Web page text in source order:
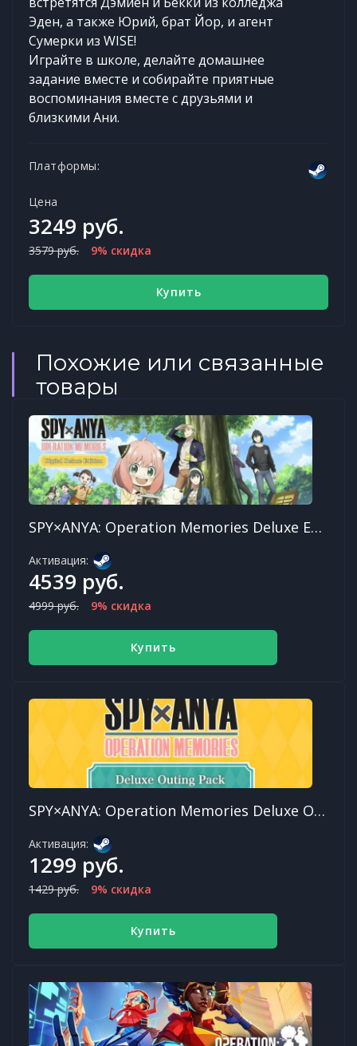
Эден, а также Юрий, брат Йор, и агент
Сумерки из WISE!
Играйте в школе, делайте домашнее
задание вместе и собирайте приятные
воспоминания вместе с друзьями и
близкими Ани.
Платформы:
Цена
3249 руб.
3579 руб. 9% скидка
Купить
Похожие или связанные
товары
SPY×ANYA: Operation Memories Deluxe Edition
Активация:
4539 руб.
4999 руб. 9% скидка
Купить
SPY×ANYA: Operation Memories Deluxe Outing Pack
Активация:
1299 руб.
1429 руб. 9% скидка
Купить